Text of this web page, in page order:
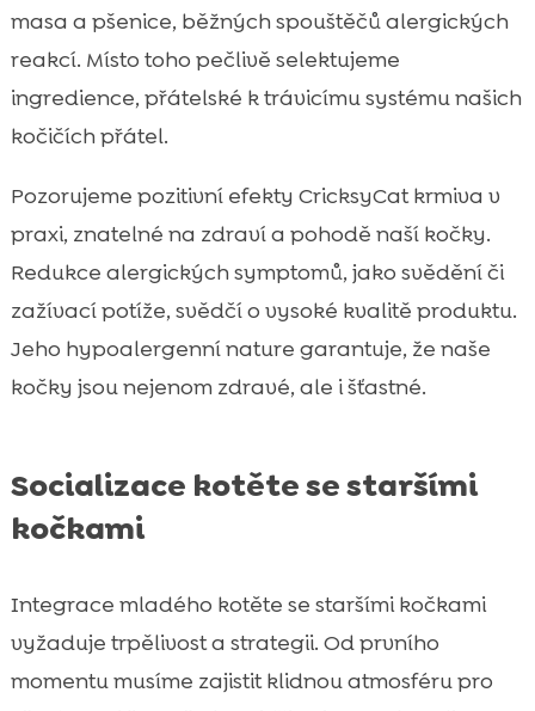
masa a pšenice, běžných spouštěčů alergických
reakcí. Místo toho pečlivě selektujeme
ingredience, přátelské k trávicímu systému našich
kočičích přátel.
Pozorujeme pozitivní efekty CricksyCat krmiva v
praxi, znatelné na zdraví a pohodě naší kočky.
Redukce alergických symptomů, jako svědění či
zažívací potíže, svědčí o vysoké kvalitě produktu.
Jeho hypoalergenní nature garantuje, že naše
kočky jsou nejenom zdravé, ale i šťastné.
Socializace kotěte se staršími
kočkami
Integrace mladého kotěte se staršími kočkami
vyžaduje trpělivost a strategii. Od prvního
momentu musíme zajistit klidnou atmosféru pro